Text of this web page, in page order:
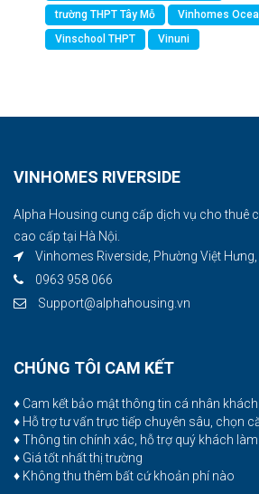
trường THPT Tây Mỗ
Vinhomes
Vinschool THPT
Vinuni
VINHOMES RIVERSIDE
Alpha Housing cung cấp dịch vụ cho thuê
cao cấp tại Hà Nội.
Vinhomes Riverside, Phường Việt
0963 958 066
Support@alphahousing.vn
CHÚNG TÔI CAM KẾT
♦ Cam kết bảo mật thông tin cá nhân
♦ Hỗ trợ tư vấn trực tiếp chuyên sâu, chọn
♦ Thông tin chính xác, hỗ trợ quý khách
♦ Giá tốt nhất thị trường
♦ Không thu thêm bất cứ khoản phí nào